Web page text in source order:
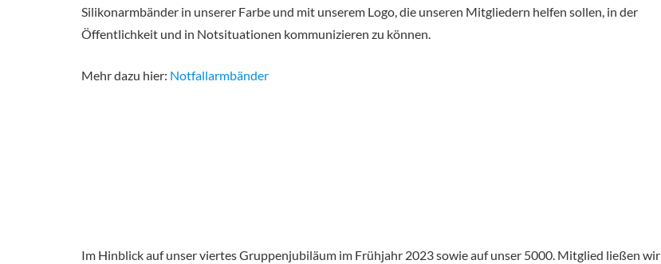
Silikonarmbänder in unserer Farbe und mit unserem Logo, die unseren Mitgliedern helfen sollen, in der
Öffentlichkeit und in Notsituationen kommunizieren zu können.
Mehr dazu hier: Notfallarmbänder
Im Hinblick auf unser viertes Gruppenjubiläum im Frühjahr 2023 sowie auf unser 5000. Mitglied ließen wir